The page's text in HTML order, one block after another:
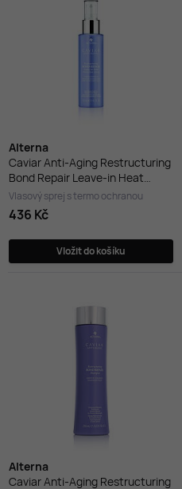
Alterna
Caviar Anti-Aging Restructuring
Bond Repair Leave-in Heat
Protection Spray 125 ml
Vlasový sprej s termo ochranou
436 Kč
Vložit do košíku
Alterna
Caviar Anti-Aging Restructuring